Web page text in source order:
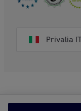
Privalia